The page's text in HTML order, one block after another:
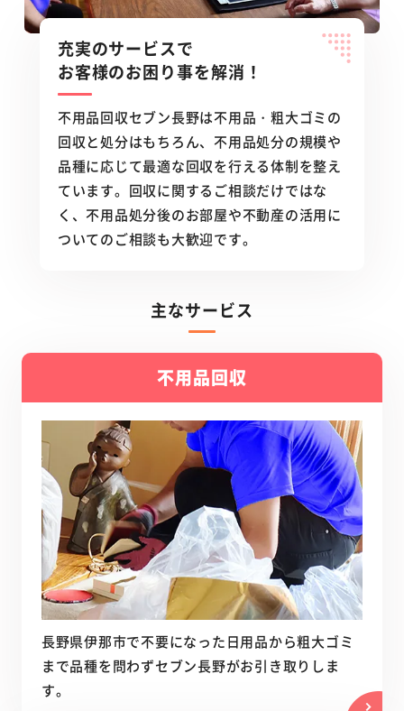
充実のサービスで
お客様のお困り事を解消！
不用品回収セブン長野は不用品・粗大ゴミの
回収と処分はもちろん、不用品処分の規模や
品種に応じて最適な回収を行える体制を整え
ています。回収に関するご相談だけではな
く、不用品処分後のお部屋や不動産の活用に
ついてのご相談も大歓迎です。
主なサービス
不用品回収
長野県伊那市で不要になった日用品から粗大ゴミ
まで品種を問わずセブン長野がお引き取りしま
す。